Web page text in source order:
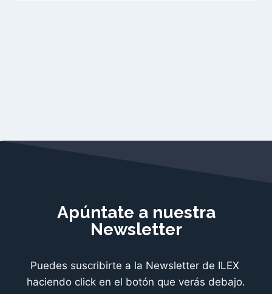
Apúntate a nuestra
Newsletter
Puedes suscribirte a la Newsletter de ILEX
haciendo click en el botón que verás debajo.